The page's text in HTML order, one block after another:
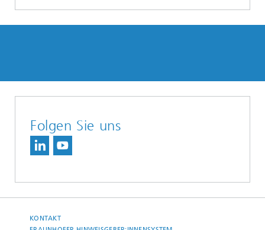
Folgen Sie uns
KONTAKT